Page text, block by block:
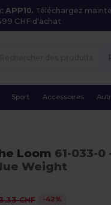
APP10. Téléchargez
CHF d'achat
Sport Accessoires
Loom 61-033-0
Weight
CHF -42%